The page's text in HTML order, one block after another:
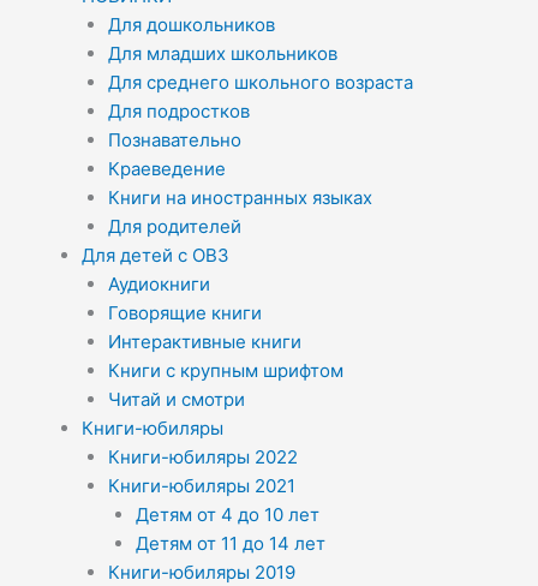
Для дошкольников
Для младших школьников
Для среднего школьного возраста
Для подростков
Познавательно
Краеведение
Книги на иностранных языках
Для родителей
Для детей с ОВЗ
Аудиокниги
Говорящие книги
Интерактивные книги
Книги с крупным шрифтом
Читай и смотри
Книги-юбиляры
Книги-юбиляры 2022
Книги-юбиляры 2021
Детям от 4 до 10 лет
Детям от 11 до 14 лет
Книги-юбиляры 2019